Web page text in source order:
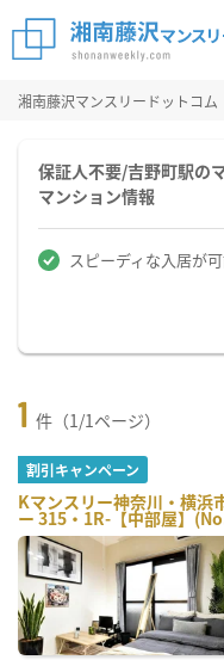
湘南藤沢マンスリードットコム
保証人不要/吉野町駅の
マンション情報
スピーディな入居が
1 件（1/1ページ）
割引キャンペーン
Kマンスリー神奈川・横浜
ー 315・1R-【中部屋】